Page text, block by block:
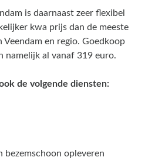
is daarnaast zeer flexibel
kwa prijs dan de meeste
en regio. Goedkoop
namelijk al vanaf 319 euro.
de volgende diensten:
opleveren